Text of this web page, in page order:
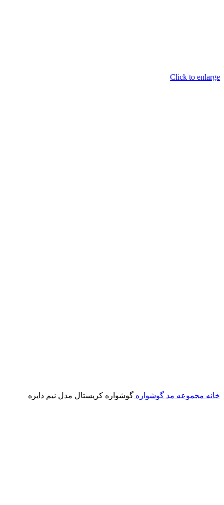
Click to enlarge
خانه مجموعه مد گوشواره گوشواره کریستال مدل نیم دایره